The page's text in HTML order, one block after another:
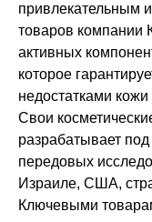
привлекательным
товаров компании
активных
которое
недостатками
Свои
разрабатывает
передовых
Израиле, США,
Ключевыми